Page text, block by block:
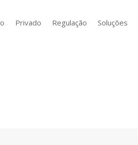
Privado Regulação Soluções